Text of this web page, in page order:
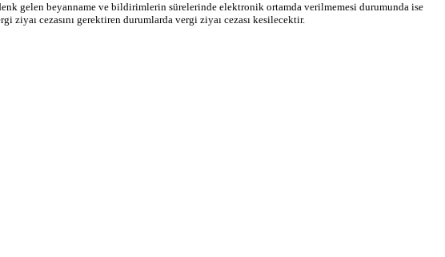
gelen beyanname ve bildirimlerin sürelerinde elektronik ortamda verilmemesi durumunda ise
ziyaı cezasını gerektiren durumlarda vergi ziyaı cezası kesilecektir.